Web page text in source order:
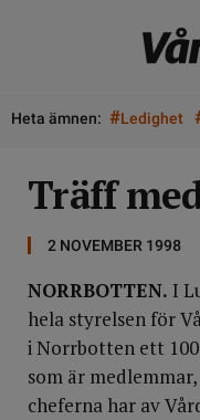
Heta ämnen: #Ledighet
Träff
2 NOVEMBER 1998
NORRBOTTEN. I
hela styrelsen för
i Norrbotten ett
som är
cheferna har av